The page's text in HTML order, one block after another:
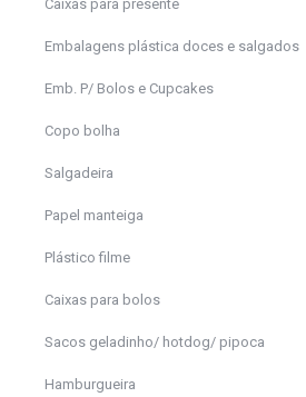
Caixas para presente
Embalagens plástica doces e salgados
Emb. P/ Bolos e Cupcakes
Copo bolha
Salgadeira
Papel manteiga
Plástico filme
Caixas para bolos
Sacos geladinho/ hotdog/ pipoca
Hamburgueira